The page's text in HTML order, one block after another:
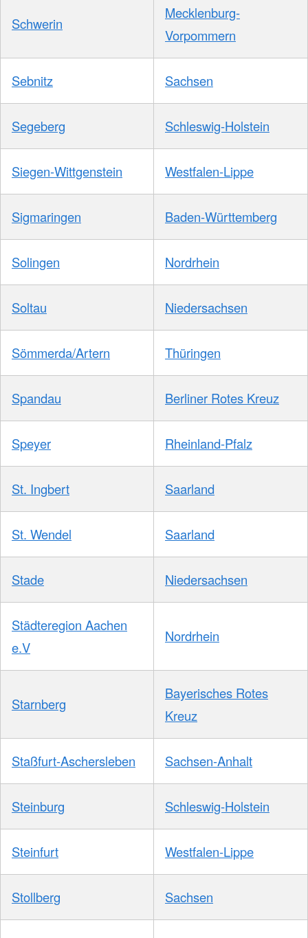
Schwerin
Mecklenburg-
Vorpommern
Sebnitz Sachsen
Segeberg Schleswig-Holstein
Siegen-Wittgenstein Westfalen-Lippe
Sigmaringen Baden-Württemberg
Solingen Nordrhein
Soltau Niedersachsen
Sömmerda/Artern Thüringen
Spandau Berliner Rotes Kreuz
Speyer Rheinland-Pfalz
St. Ingbert Saarland
St. Wendel Saarland
Stade Niedersachsen
Städteregion Aachen
e.V
Nordrhein
Starnberg
Bayerisches Rotes
Kreuz
Staßfurt-Aschersleben Sachsen-Anhalt
Steinburg Schleswig-Holstein
Steinfurt Westfalen-Lippe
Stollberg Sachsen